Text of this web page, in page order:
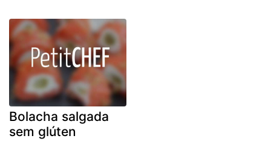
Bolacha salgada
sem glúten